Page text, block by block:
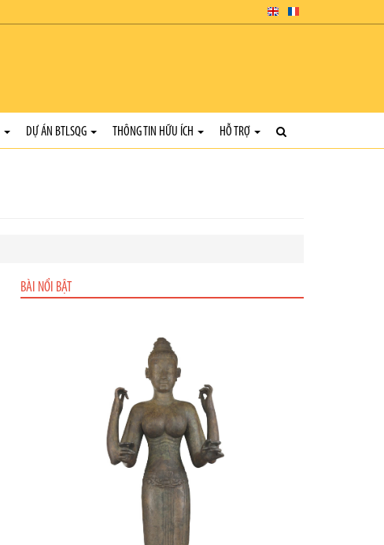
DỰ ÁN BTLSQG THÔNG TIN HỮU ÍCH HỖ TRỢ
BÀI NỔI BẬT